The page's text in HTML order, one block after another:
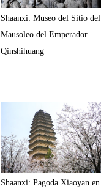
Shaanxi: Museo del Sitio del
Mausoleo del Emperador
Qinshihuang
Shaanxi: Pagoda Xiaoyan en